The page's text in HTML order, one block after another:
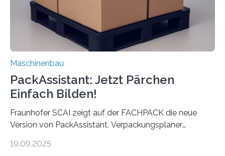
Maschinenbau
PackAssistant: Jetzt Pärchen
Einfach Bilden!
Fraunhofer SCAI zeigt auf der FACHPACK die neue
Version von PackAssistant. Verpackungsplaner
Automobil, Maschinenbau und in der Zulieferindustrie.
19.09.2025